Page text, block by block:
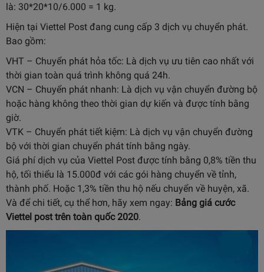
là: 30*20*10/6.000 = 1 kg.
Hiện tại Viettel Post đang cung cấp 3 dịch vụ chuyển phát.
Bao gồm:
VHT – Chuyển phát hỏa tốc: Là dịch vụ ưu tiên cao nhất với
thời gian toàn quá trình không quá 24h.
VCN – Chuyển phát nhanh: Là dịch vụ vận chuyển đường bộ
hoặc hàng không theo thời gian dự kiến và được tính bằng
giờ.
VTK – Chuyển phát tiết kiệm: Là dịch vụ vận chuyển đường
bộ với thời gian chuyển phát tính bằng ngày.
Giá phí dịch vụ của Viettel Post được tính bằng 0,8% tiền thu
hộ, tối thiểu là 15.000đ với các gói hàng chuyển về tỉnh,
thành phố. Hoặc 1,3% tiền thu hộ nếu chuyển về huyện, xã.
Và để chi tiết, cụ thể hơn, hãy xem ngay: Bảng giá cước
Viettel post trên toàn quốc 2020.